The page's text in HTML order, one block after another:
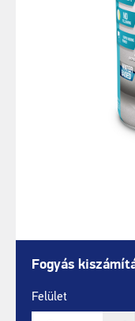
Fogyás
Felület